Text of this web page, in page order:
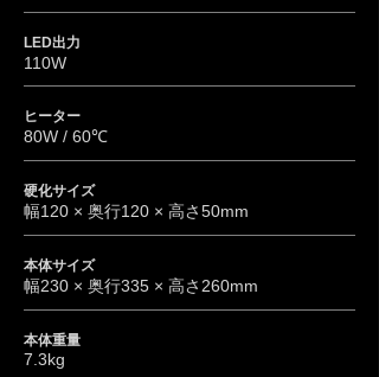
LED出力
110W
​ヒーター
80W / 60℃
硬化サイズ
幅120 × 奥行120 × 高さ50mm
本体サイズ
幅230 × 奥行335 × 高さ260mm
本体重量
7.3kg